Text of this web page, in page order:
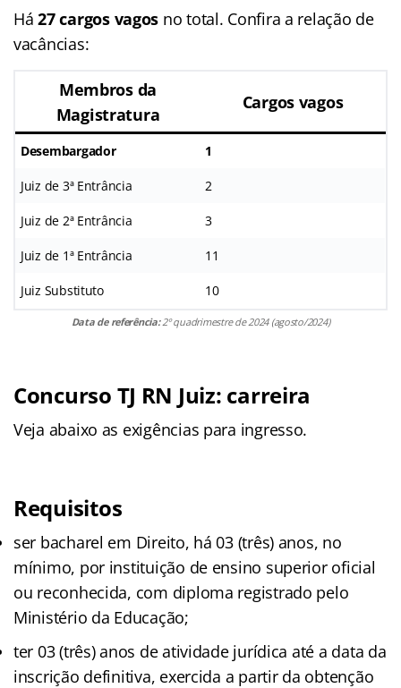
Há27 cargos vagos no total. Confira a relação de
vacâncias:
Membros da
Magistratura
Cargos vagos
Desembargador 1
Juiz de 3ª Entrância 2
Juiz de 2ª Entrância 3
Juiz de 1ª Entrância 11
Juiz Substituto 10
Data de referência:2º quadrimestre de 2024 (agosto/2024)
Concurso TJ RN Juiz: carreira
Veja abaixo as exigências para ingresso.
Requisitos
ser bacharel em Direito, há 03 (três) anos, no
mínimo, por instituição de ensino superior oficial
ou reconhecida, com diploma registrado pelo
Ministério da Educação;
ter 03 (três) anos de atividade jurídica até a data da
inscrição definitiva, exercida a partir da obtenção